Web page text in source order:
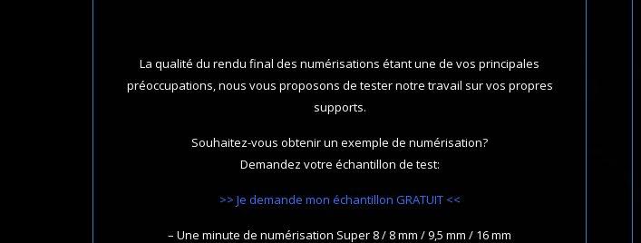
La qualité du rendu final des numérisations étant une de vos principales
préoccupations, nous vous proposons de tester notre travail sur vos propres
supports.
Souhaitez-vous obtenir un exemple de numérisation?
Demandez votre échantillon de test:
>> Je demande mon échantillon GRATUIT <<
– Une minute de numérisation Super 8 / 8 mm / 9,5 mm / 16 mm